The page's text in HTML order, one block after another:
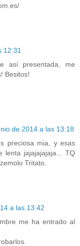
12:31
así presentada, me
Besitos!
de 2014 a las 13:18
preciosa mia, y esas
lenta jajajajajaja... TQ
Tritato.
a las 13:42
me ha entrado al